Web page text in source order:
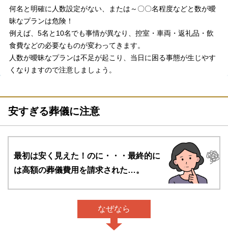
何名と明確に人数設定がない、または～〇〇名程度などと数が曖
昧なプランは危険！
例えば、5名と10名でも事情が異なり、控室・車両・返礼品・飲
食費などの必要なものが変わってきます。
人数が曖昧なプランは不足が起こり、当日に困る事態が生じやす
くなりますので注意しましょう。
安すぎる葬儀に注意
最初は安く見えた！のに・・・ 最終的に
は高額の葬儀費用を請求された…。
なぜなら